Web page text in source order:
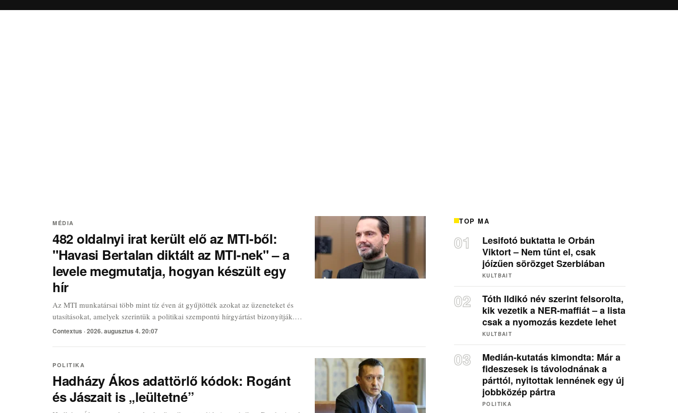
Legfrissebb cikkek
MÉDIA
482 oldalnyi irat került elő az MTI-ből:
"Havasi Bertalan diktált az MTI-nek" – a
levele megmutatja, hogyan készült egy
hír
Az MTI munkatársai több mint tíz éven át gyűjtötték azokat az üzeneteket és
utasításokat, amelyek szerintük a politikai szempontú hírgyártást bizonyítják.
Terry Gilliam Brazil című filmjén keresztül értelmezzük, hogyan válhat egy
Contextus ·2026. augusztus 4. 20:07
POLITIKA
Hadházy Ákos adattörlő kódok: Rogánt
és Jászait is „leültetné”
TOP MA
Lesifotó buktatta le Orbán
Viktort – Nem tűnt el, csak
jóízűen sörözget Szerbiában
KULTBAIT
Tóth Ildikó név szerint felsorolta,
kik vezetik a NER-maffiát – a lista
csak a nyomozás kezdete lehet
KULTBAIT
Medián-kutatás kimondta: Már a
fideszesek is távolodnának a
párttól, nyitottak lennének egy új
jobbközép pártra
POLITIKA